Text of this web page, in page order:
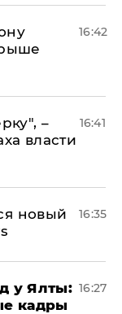
16:42
–
власти
16:41
новый
16:35
у Ялты:
кадры
16:27